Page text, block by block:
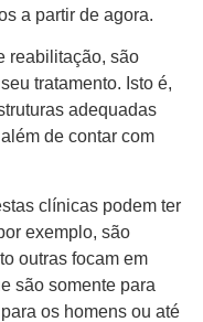
a partir de agora.
reabilitação, são
tratamento. Isto é,
adequadas
de contar com
clínicas podem ter
exemplo, são
outras focam em
são somente para
os homens ou até